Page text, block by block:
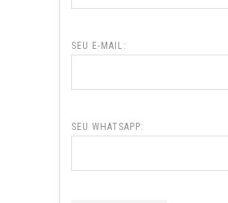
SEU E-MAIL:
SEU WHATSAPP: